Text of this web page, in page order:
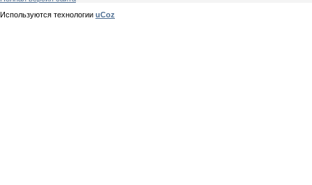
Используются технологии uCoz